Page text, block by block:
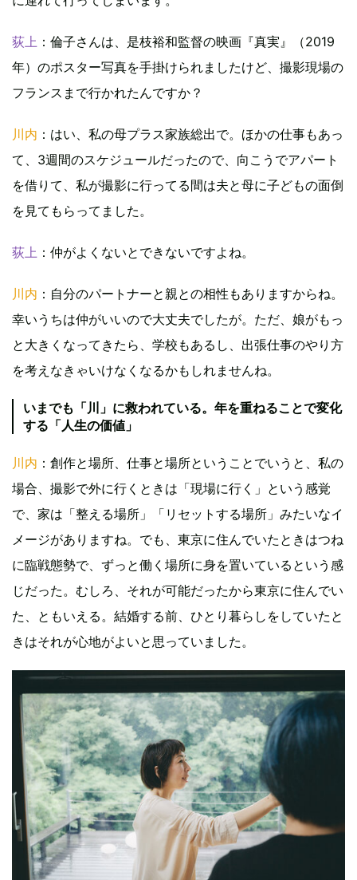
荻上 ：倫子さんは、是枝裕和監督の映画『真実』（2019
年）のポスター写真を手掛けられましたけど、撮影現場の
フランスまで行かれたんですか？
川内 ：はい、私の母プラス家族総出で。ほかの仕事もあっ
て、3週間のスケジュールだったので、向こうでアパート
を借りて、私が撮影に行ってる間は夫と母に子どもの面倒
を見てもらってました。
荻上 ：仲がよくないとできないですよね。
川内 ：自分のパートナーと親との相性もありますからね。
幸いうちは仲がいいので大丈夫でしたが。ただ、娘がもっ
と大きくなってきたら、学校もあるし、出張仕事のやり方
を考えなきゃいけなくなるかもしれませんね。
いまでも「川」に救われている。年を重ねることで変化
する「人生の価値」
川内 ：創作と場所、仕事と場所ということでいうと、私の
場合、撮影で外に行くときは「現場に行く」という感覚
で、家は「整える場所」「リセットする場所」みたいなイ
メージがありますね。でも、東京に住んでいたときはつね
に臨戦態勢で、ずっと働く場所に身を置いているという感
じだった。むしろ、それが可能だったから東京に住んでい
た、ともいえる。結婚する前、ひとり暮らしをしていたと
きはそれが心地がよいと思っていました。